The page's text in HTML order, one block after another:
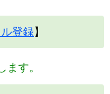
登録】
ます。